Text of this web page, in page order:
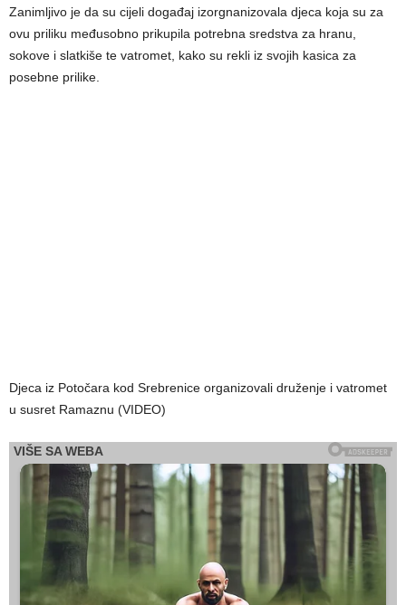
Zanimljivo je da su cijeli događaj izorgnanizovala djeca koja su za
ovu priliku međusobno prikupila potrebna sredstva za hranu,
sokove i slatkiše te vatromet, kako su rekli iz svojih kasica za
posebne prilike.
Djeca iz Potočara kod Srebrenice organizovali druženje i vatromet
u susret Ramaznu (VIDEO)